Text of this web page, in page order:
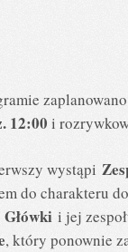
12:00 i
wystąpi
do charakteru
Główki i jej
, który ponownie